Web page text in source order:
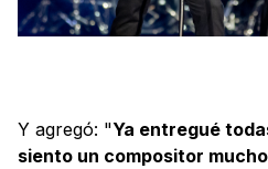
Y agregó: "Ya entregué
siento un compositor